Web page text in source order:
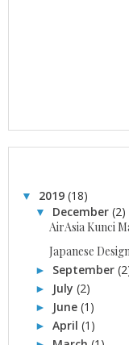
▼ 2019 (18)
▼ December (2)
AirAsia Kunci
Japanese
► September
► July (2)
► June (1)
► April (1)